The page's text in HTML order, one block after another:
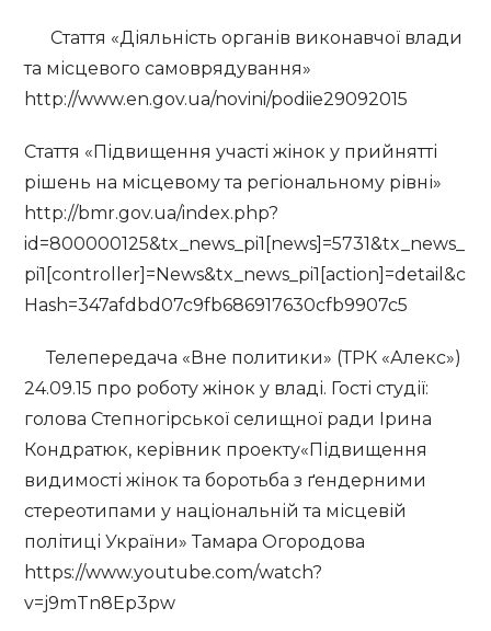
Стаття «Діяльність органів виконавчої влади
та місцевого самоврядування»
http://www.en.gov.ua/novini/podiie29092015
Стаття «Підвищення участі жінок у прийнятті
рішень на місцевому та регіональному рівні»
http://bmr.gov.ua/index.php?
id=800000125&tx_news_pi1[news]=5731&tx_news_
pi1[controller]=News&tx_news_pi1[action]=detail&c
Hash=347afdbd07c9fb686917630cfb9907c5
Телепередача «Вне политики» (ТРК «Алекс»)
24.09.15 про роботу жінок у владі. Гості студії:
голова Степногірської селищної ради Ірина
Кондратюк, керівник проекту«Підвищення
видимості жінок та боротьба з ґендерними
стереотипами у національній та місцевій
політиці України» Тамара Огородова
https://www.youtube.com/watch?
v=j9mTn8Ep3pw